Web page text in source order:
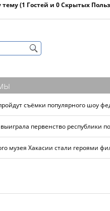
тему (1 Гостей и 0 Скрытых
съёмки популярного шоу
первенство республики
музея Хакасии стали героями